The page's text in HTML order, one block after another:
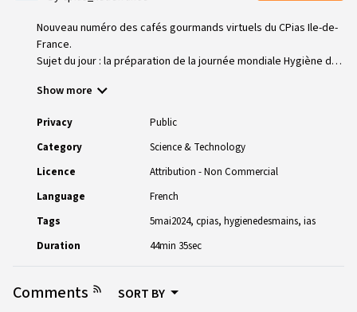
Nouveau numéro des cafés gourmands virtuels du CPias Ile-de-
France.
Sujet du jour : la préparation de la journée mondiale Hygiène des
Ehpad
Show more
Privacy
Public
Category
Science & Technology
Licence
Attribution - Non Commercial
Language
French
Tags
5mai2024 cpias hygienedesmains ias
Duration
44min 35sec
Comments SORT BY